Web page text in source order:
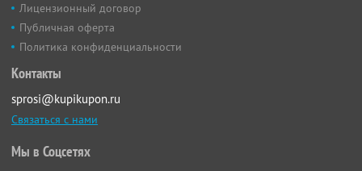
Лицензионный договор
Публичная оферта
Политика конфиденциальности
Контакты
sprosi@kupikupon.ru
Связаться с нами
Мы в Соцсетях